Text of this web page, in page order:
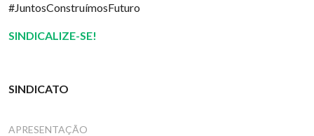
#JuntosConstruímosFuturo
SINDICALIZE-SE!
SINDICATO
APRESENTAÇÃO